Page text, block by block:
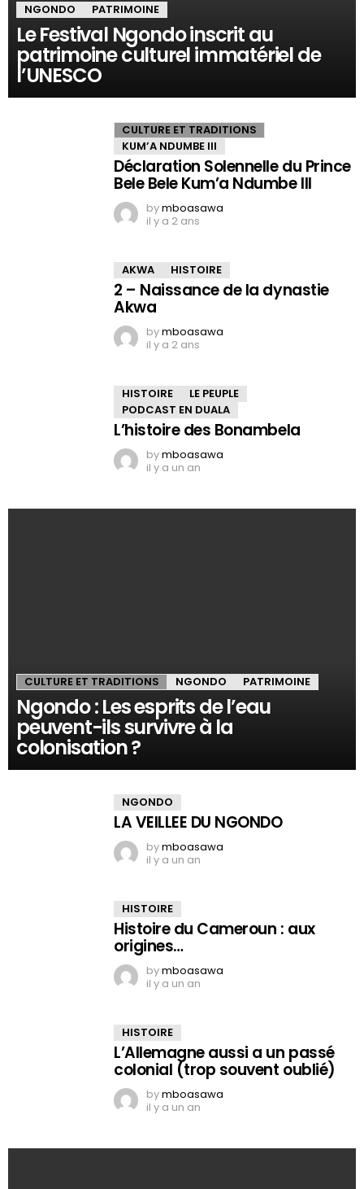
NGONDO PATRIMOINE
Le Festival Ngondo inscrit au
patrimoine culturel immatériel de
l’UNESCO
CULTURE ET TRADITIONS
KUM’A NDUMBE III
Déclaration Solennelle du Prince
Bele Bele Kum’a Ndumbe III
bymboasawa
il y a 2 ans
AKWA HISTOIRE
2 – Naissance de la dynastie
Akwa
bymboasawa
il y a 2 ans
HISTOIRE
LE PEUPLE
PODCAST EN DUALA
L’histoire des Bonambela
bymboasawa
il y a un an
CULTURE ET TRADITIONS NGONDO PATRIMOINE
Ngondo : Les esprits de l’eau
peuvent-ils survivre à la
colonisation ?
NGONDO
LA VEILLEE DU NGONDO
bymboasawa
il y a un an
HISTOIRE
Histoire du Cameroun : aux
origines…
bymboasawa
il y a un an
HISTOIRE
L’Allemagne aussi a un passé
colonial (trop souvent oublié)
bymboasawa
il y a un an